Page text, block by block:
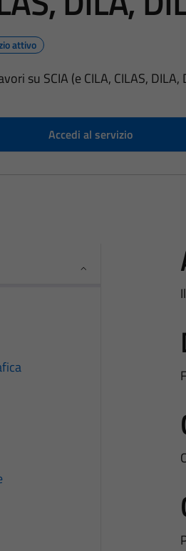
attivo
su SCIA (e CILA, CILAS, DILA,
Accedi al servizio